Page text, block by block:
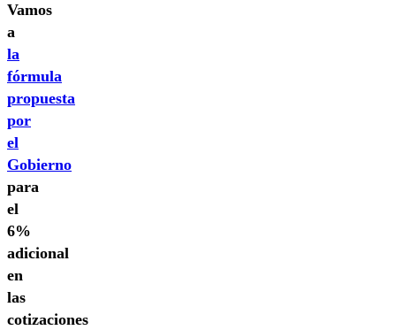
Vamos
a
la
fórmula
propuesta
por
el
Gobierno
para
el
6%
adicional
en
las
cotizaciones